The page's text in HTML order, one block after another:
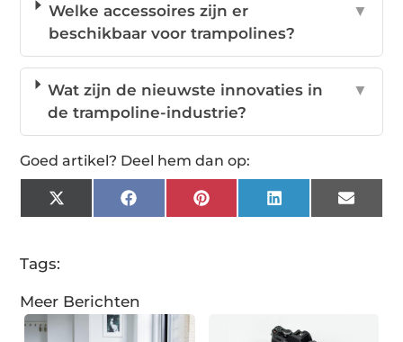
Welke accessoires zijn er
beschikbaar voor trampolines?
▼
Wat zijn de nieuwste innovaties in
de trampoline-industrie?
▼
Goed artikel? Deel hem dan op:
X
(Twitter)
FacebookPinterestLinkedInEmail
Tags:
Meer Berichten